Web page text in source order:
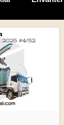
ve Yönetim
Raporu